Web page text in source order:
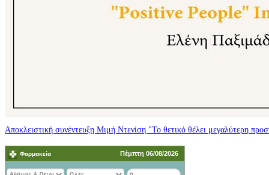
Αποκλειστική συνέντευξη Μιμή Ντενίση "Το θετικό θέλει μεγαλύτερη